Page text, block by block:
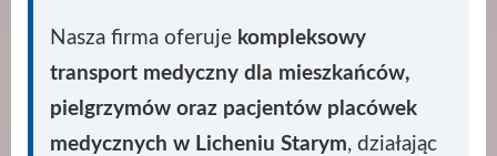
Nasza firma oferuje kompleksowy
transport medyczny dla mieszkańców,
pielgrzymów oraz pacjentów placówek
medycznych w Licheniu Starym, działając